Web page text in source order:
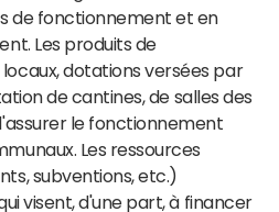
de fonctionnement et en
Les produits de
dotations versées par
de cantines, de salles des
le fonctionnement
Les ressources
subventions, etc.)
visent, d'une part, à financer